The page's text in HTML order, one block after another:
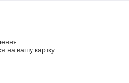
на вашу картку